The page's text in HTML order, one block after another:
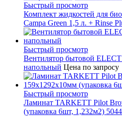
Быстрый просмотр
Комплект жидкостей для
Campa Green 1,5 л. + Rinse
Быстрый просмотр
Вентилятор бытовой
напольный Цена по запросу
Быстрый просмотр
Ламинат TARKETT Pilot
(упаковка 6шт, 1,232м2)